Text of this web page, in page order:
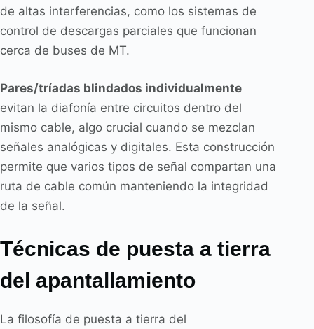
de altas interferencias, como los sistemas de
control de descargas parciales que funcionan
cerca de buses de MT.
Pares/tríadas blindados individualmente
evitan la diafonía entre circuitos dentro del
mismo cable, algo crucial cuando se mezclan
señales analógicas y digitales. Esta construcción
permite que varios tipos de señal compartan una
ruta de cable común manteniendo la integridad
de la señal.
Técnicas de puesta a tierra
del apantallamiento
La filosofía de puesta a tierra del